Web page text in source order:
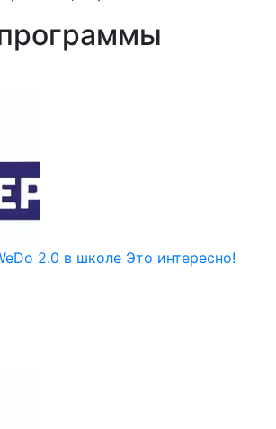
2.0 в школе Это интересно!